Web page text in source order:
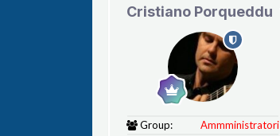
Cristiano Porqueddu
Group:
Ammministratori